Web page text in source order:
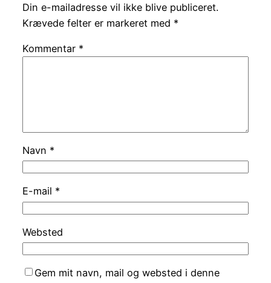
Din e-mailadresse vil ikke blive publiceret.
Krævede felter er markeret med *
Kommentar *
Navn *
E-mail *
Websted
Gem mit navn, mail og websted i denne